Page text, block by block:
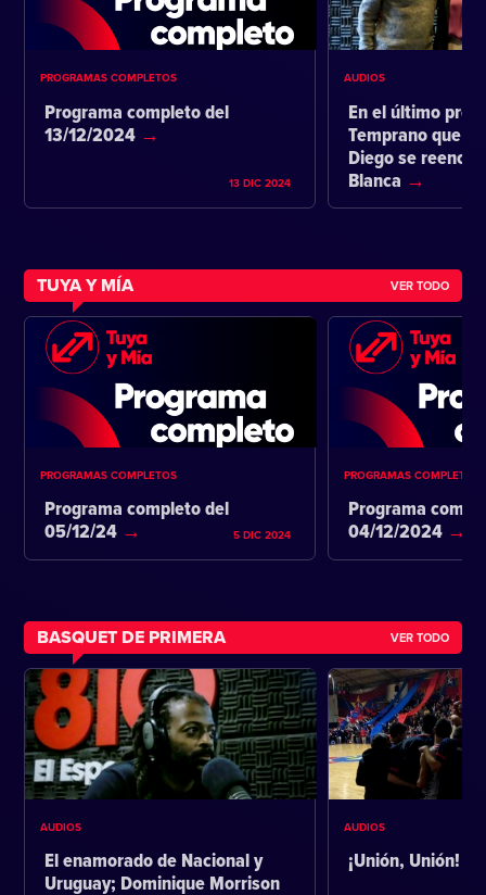
PROGRAMAS COMPLETOS
Programa completo del
13/12/2024
13 DIC 2024
AUDIOS
En el último
Temprano que
Diego se
Blanca
TUYA Y MÍA VER TODO
PROGRAMAS COMPLETOS
Programa completo del
05/12/24
5 DIC 2024
PROGRAMAS COMPLETOS
Programa
04/12/2024
BASQUET DE PRIMERA VER TODO
AUDIOS
El enamorado de Nacional y
Uruguay; Dominique Morrison
AUDIOS
¡Unión, Unión!